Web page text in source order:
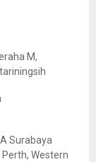
M,
Surabaya
Western